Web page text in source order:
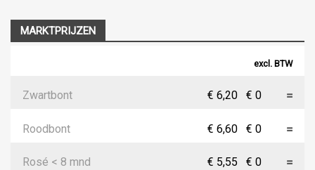
MARKTPRIJZEN
excl. BTW
Zwartbont € 6,20 € 0
Roodbont € 6,60 € 0
Rosé < 8 mnd € 5,55 € 0